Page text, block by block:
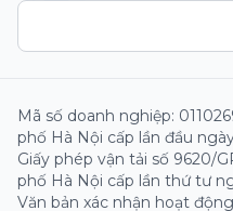
Mã số doanh nghiệp:
phố Hà Nội cấp lần đầu
Giấy phép vận tải số 9620/
phố Hà Nội cấp lần thứ tư
Văn bản xác nhận hoạt